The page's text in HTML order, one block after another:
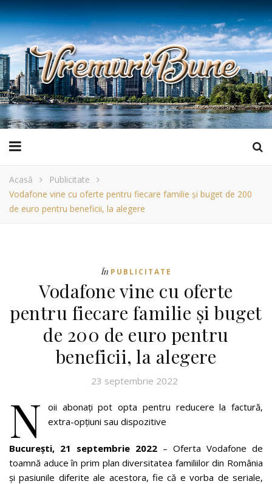
Acasă
Publicitate
Vodafone vine cu oferte pentru fiecare familie și buget de 200
de euro pentru beneficii, la alegere
În PUBLICITATE
Vodafone vine cu oferte
pentru fiecare familie și buget
de 200 de euro pentru
beneficii, la alegere
23 septembrie 2022
N
oii abonați pot opta pentru reducere la factură,
extra-opțiuni sau dispozitive
București, 21 septembrie 2022 – Oferta Vodafone de
toamnă aduce în prim plan diversitatea familiilor din România
și pasiunile diferite ale acestora, fie că e vorba de seriale,